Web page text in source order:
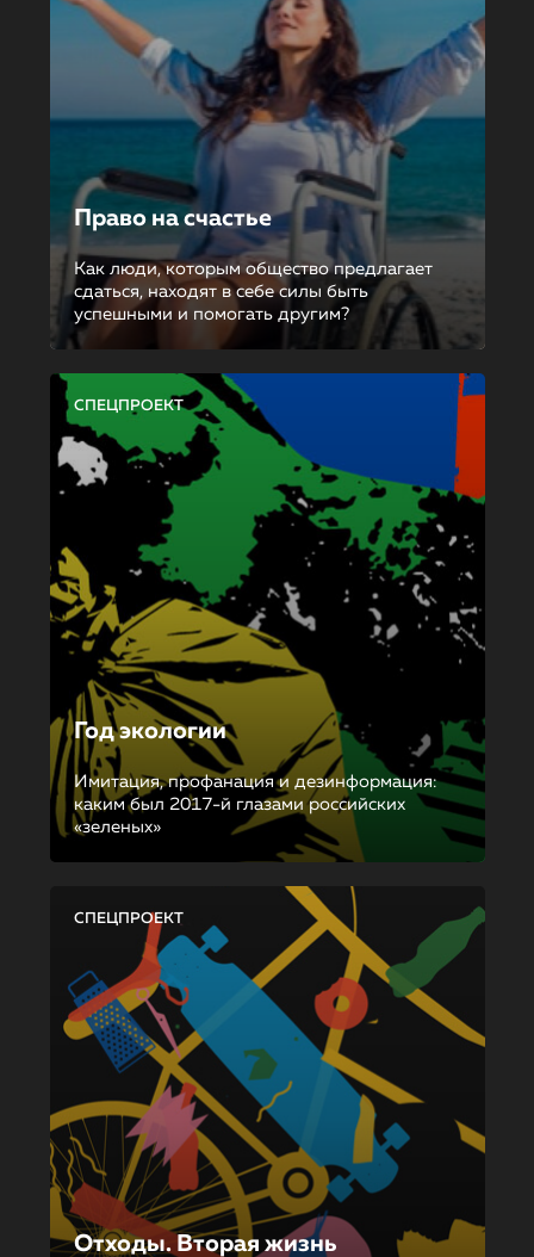
Право на счастье
Как люди, которым общество предлагает
сдаться, находят в себе силы быть
успешными и помогать другим?
СПЕЦПРОЕКТ
Год экологии
Имитация, профанация и дезинформация:
каким был 2017-й глазами российских
«зеленых»
СПЕЦПРОЕКТ
Отходы. Вторая жизнь